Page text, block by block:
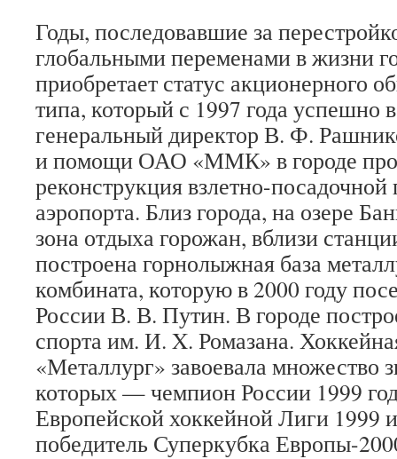
Годы, последовавшие за
глобальными переменами в жизни
приобретает статус акционерного
типа, который с 1997 года успешно
генеральный директор В. Ф.
и помощи ОАО «ММК» в городе
реконструкция взлетно-
аэропорта. Близ города, на озере
зона отдыха горожан, вблизи
построена горнолыжная база
комбината, которую в 2000 году
России В. В. Путин. В городе
спорта им. И. X. Ромазана.
«Металлург» завоевала множество
которых — чемпион России 1999
Европейской хоккейной Лиги 1999
победитель Суперкубка Европы-